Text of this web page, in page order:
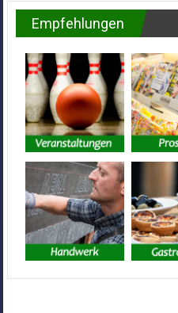
Empfehlungen